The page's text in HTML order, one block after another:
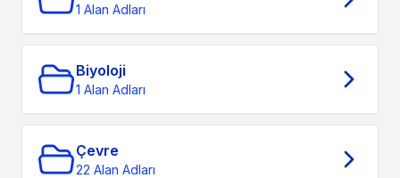
1 Alan Adları
Biyoloji
1 Alan Adları
Çevre
22 Alan Adları